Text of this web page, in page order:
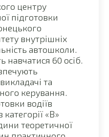
центру
підготовки
внутрішніх
автошколи.
навчатися 60 осіб.
та
керування.
водіїв
«В»
теоретичної